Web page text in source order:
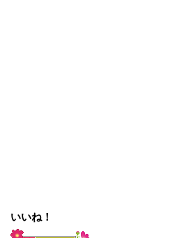
いいね！